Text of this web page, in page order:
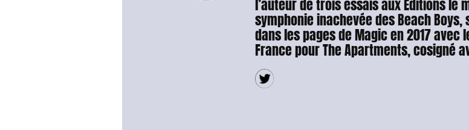
l’auteur de trois essais aux Éditions le
symphonie inachevée des Beach
dans les pages de Magic en 2017 avec
France pour The Apartments, cosigné